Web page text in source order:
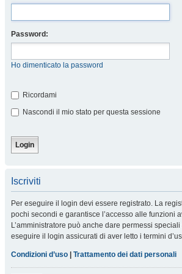
Password:
Ho dimenticato la password
Ricordami
Nascondi il mio stato per questa sessione
Iscriviti
Per eseguire il login devi essere registrato. La
pochi secondi e garantisce l’accesso alle funzioni
L’amministratore può anche dare permessi
eseguire il login assicurati di aver letto i termini
Condizioni d’uso Trattamento dei dati personali